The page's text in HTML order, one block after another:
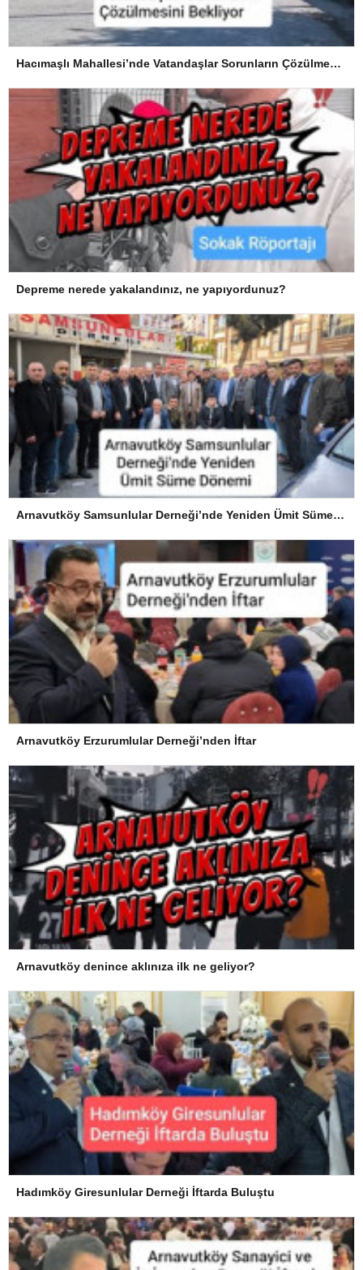
Hacımaşlı Mahallesi’nde Vatandaşlar Sorunların Çözülmesini Bekliyor
Depreme nerede yakalandınız, ne yapıyordunuz?
Arnavutköy Samsunlular Derneği’nde Yeniden Ümit Süme Dönemi
Arnavutköy Erzurumlular Derneği’nden İftar
Arnavutköy denince aklınıza ilk ne geliyor?
Hadımköy Giresunlular Derneği İftarda Buluştu